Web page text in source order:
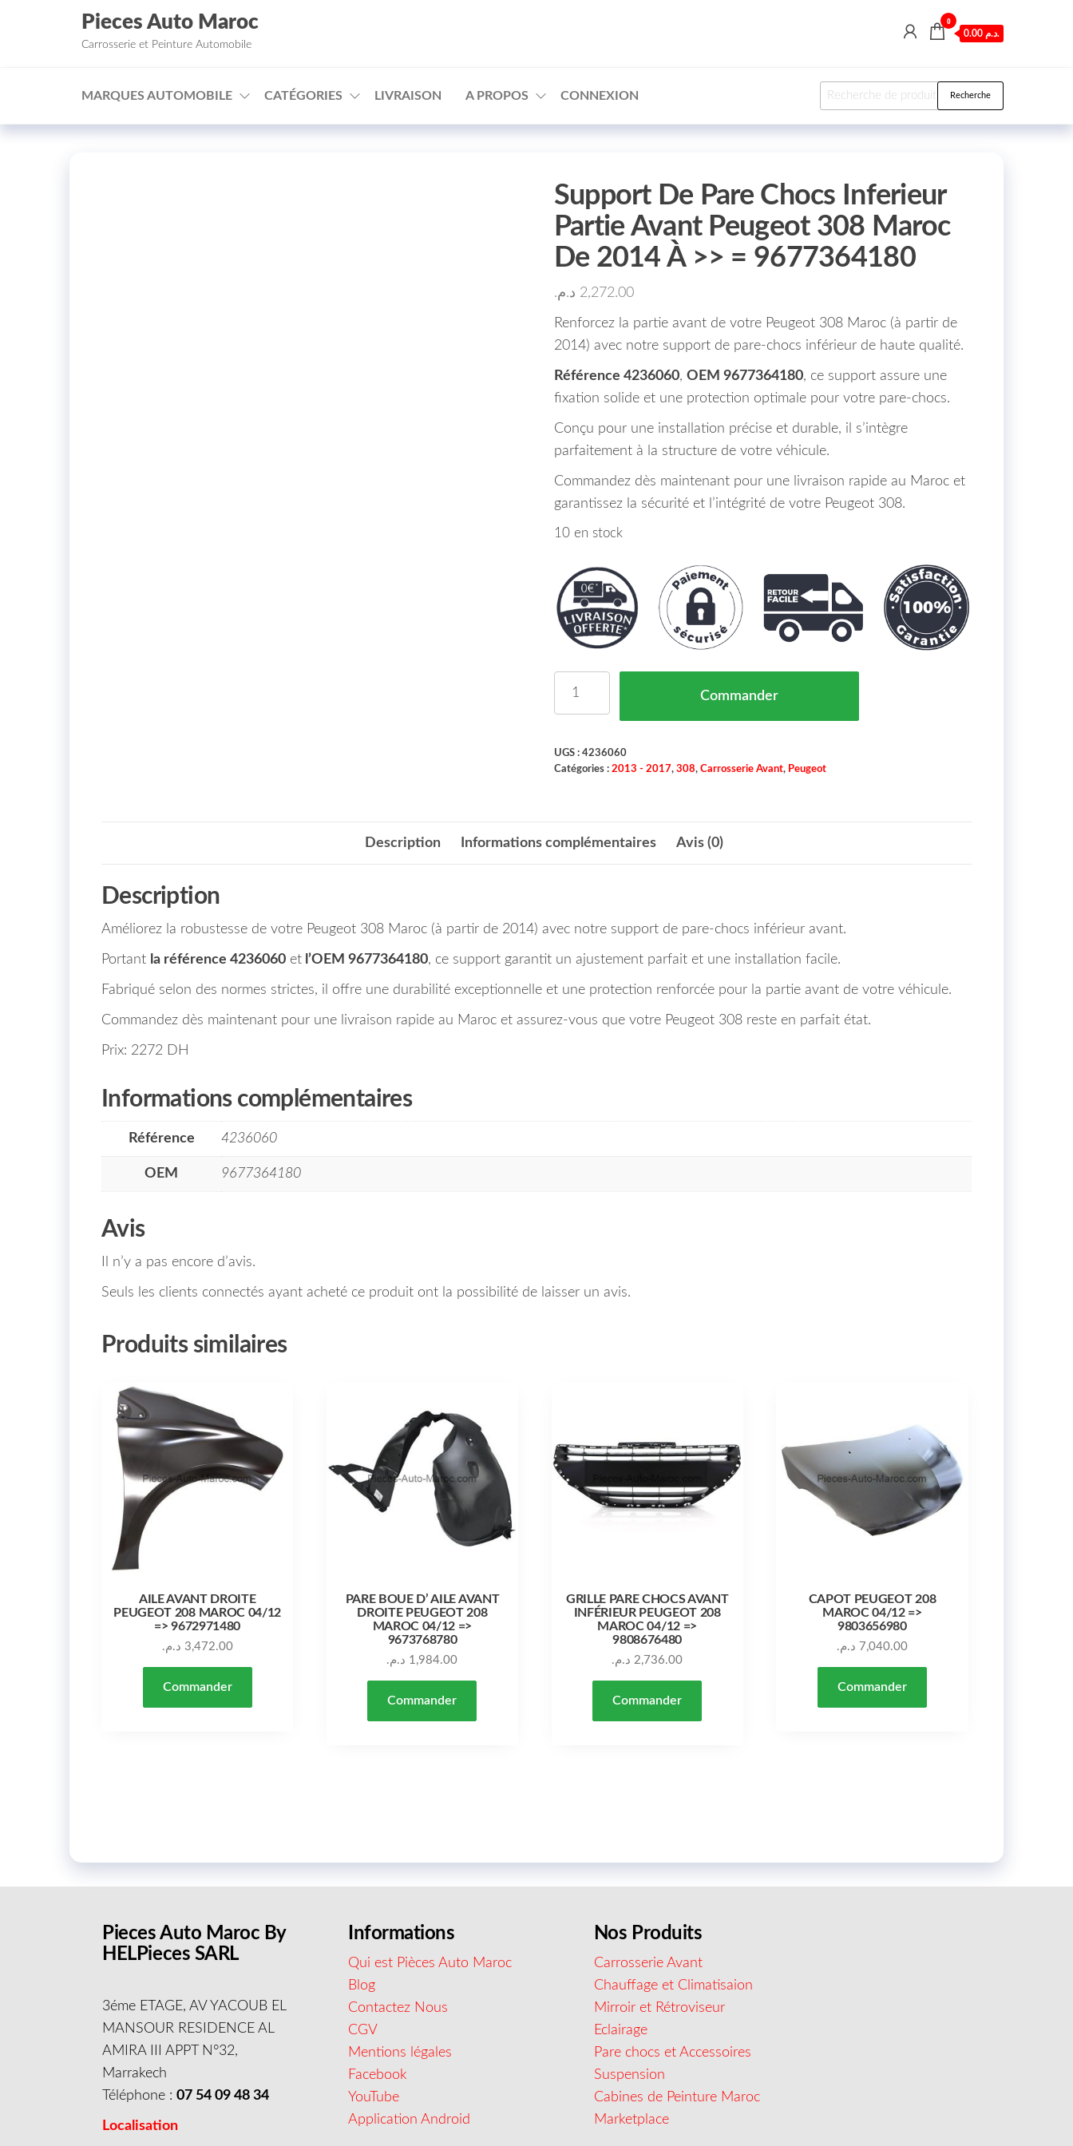
□
Aller au contenu
Pieces Auto Maroc
Carrosserie et Peinture Automobile
0
0.00 د.م.
MARQUES AUTOMOBILE CATÉGORIES LIVRAISON A PROPOS CONNEXION Recherche pour : Recherche
Support De Pare Chocs Inferieur
Partie Avant Peugeot 308 Maroc
De 2014 À >> = 9677364180
2,272.00 د.م.
Renforcez la partie avant de votre Peugeot 308 Maroc (à partir de
2014) avec notre support de pare-chocs inférieur de haute qualité.
Référence 4236060, OEM 9677364180, ce support assure une
fixation solide et une protection optimale pour votre pare-chocs.
Conçu pour une installation précise et durable, il s’intègre
parfaitement à la structure de votre véhicule.
Commandez dès maintenant pour une livraison rapide au Maroc et
garantissez la sécurité et l’intégrité de votre Peugeot 308.
10 en stock
Commander
UGS : 4236060
Catégories : 2013 - 2017, 308, Carrosserie Avant, Peugeot
Description Informations complémentaires Avis (0)
Description
Améliorez la robustesse de votre Peugeot 308 Maroc (à partir de 2014) avec notre support de pare-chocs inférieur avant.
Portant la référence 4236060 et l’OEM 9677364180, ce support garantit un ajustement parfait et une installation facile.
Fabriqué selon des normes strictes, il offre une durabilité exceptionnelle et une protection renforcée pour la partie avant de votre véhicule.
Commandez dès maintenant pour une livraison rapide au Maroc et assurez-vous que votre Peugeot 308 reste en parfait état.
Prix: 2272 DH
Informations complémentaires
Référence 4236060
OEM 9677364180
Avis
Il n’y a pas encore d’avis.
Seuls les clients connectés ayant acheté ce produit ont la possibilité de laisser un avis.
Produits similaires
AILE AVANT DROITE
PEUGEOT 208 MAROC 04/12
=> 9672971480
3,472.00 د.م.
Commander
PARE BOUE D’ AILE AVANT
DROITE PEUGEOT 208
MAROC 04/12 =>
9673768780
1,984.00 د.م.
Commander
GRILLE PARE CHOCS AVANT
INFÉRIEUR PEUGEOT 208
MAROC 04/12 =>
9808676480
2,736.00 د.م.
Commander
CAPOT PEUGEOT 208
MAROC 04/12 =>
9803656980
7,040.00 د.م.
Commander
Pieces Auto Maroc By
HELPieces SARL
3éme ETAGE, AV YACOUB EL
MANSOUR RESIDENCE AL
AMIRA III APPT N°32,
Marrakech
Téléphone :07 54 09 48 34
Localisation
Informations
Qui est Pièces Auto Maroc
Blog
Contactez Nous
CGV
Mentions légales
Facebook
YouTube
Application Android
Nos Produits
Carrosserie Avant
Chauffage et Climatisaion
Mirroir et Rétroviseur
Eclairage
Pare chocs et Accessoires
Suspension
Cabines de Peinture Maroc
Marketplace